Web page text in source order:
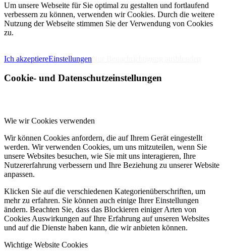
Um unsere Webseite für Sie optimal zu gestalten und fortlaufend
verbessern zu können, verwenden wir Cookies. Durch die weitere
Nutzung der Webseite stimmen Sie der Verwendung von Cookies
zu.
Ich akzeptiereEinstellungen
Cookie- und Datenschutzeinstellungen
Wie wir Cookies verwenden
Wir können Cookies anfordern, die auf Ihrem Gerät eingestellt
werden. Wir verwenden Cookies, um uns mitzuteilen, wenn Sie
unsere Websites besuchen, wie Sie mit uns interagieren, Ihre
Nutzererfahrung verbessern und Ihre Beziehung zu unserer Website
anpassen.
Klicken Sie auf die verschiedenen Kategorienüberschriften, um
mehr zu erfahren. Sie können auch einige Ihrer Einstellungen
ändern. Beachten Sie, dass das Blockieren einiger Arten von
Cookies Auswirkungen auf Ihre Erfahrung auf unseren Websites
und auf die Dienste haben kann, die wir anbieten können.
Wichtige Website Cookies